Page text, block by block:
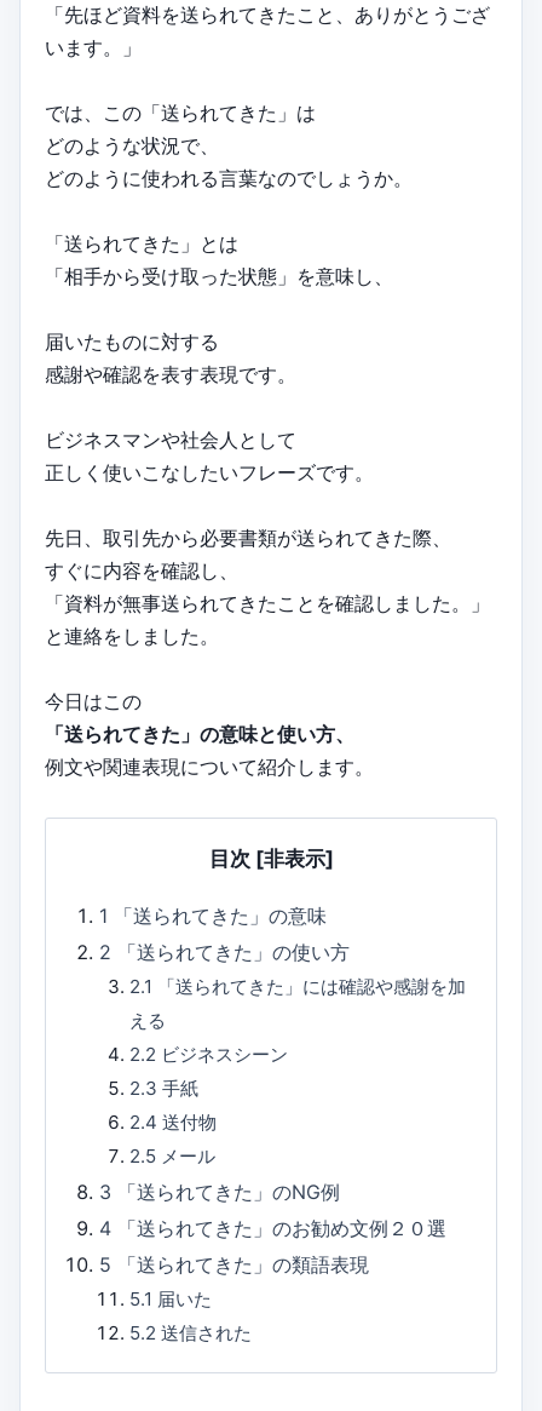
「先ほど資料を送られてきたこと、ありがとうござ
います。」
では、この「送られてきた」は
どのような状況で、
どのように使われる言葉なのでしょうか。
「送られてきた」とは
「相手から受け取った状態」を意味し、
届いたものに対する
感謝や確認を表す表現です。
ビジネスマンや社会人として
正しく使いこなしたいフレーズです。
先日、取引先から必要書類が送られてきた際、
すぐに内容を確認し、
「資料が無事送られてきたことを確認しました。」
と連絡をしました。
今日はこの
「送られてきた」の意味と使い方、
例文や関連表現について紹介します。
目次 [非表示]
1
「送られてきた」の意味
2
「送られてきた」の使い方
2.1
「送られてきた」には確認や感謝を加
える
2.2 ビジネスシーン
2.3 手紙
2.4 送付物
2.5 メール
3
「送られてきた」のNG例
4
「送られてきた」のお勧め文例２０選
5
「送られてきた」の類語表現
5.1 届いた
5.2 送信された